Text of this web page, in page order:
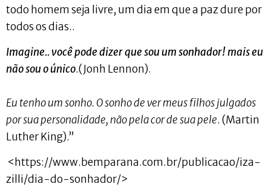
todo homem seja livre, um dia em que a paz dure por
todos os dias..
Imagine.. você pode dizer que sou um sonhador! mais eu
não sou o único.(Jonh Lennon).
Eu tenho um sonho. O sonho de ver meus filhos julgados
por sua personalidade, não pela cor de sua pele. (Martin
Luther King).”
<https://www.bemparana.com.br/publicacao/iza-
zilli/dia-do-sonhador/>